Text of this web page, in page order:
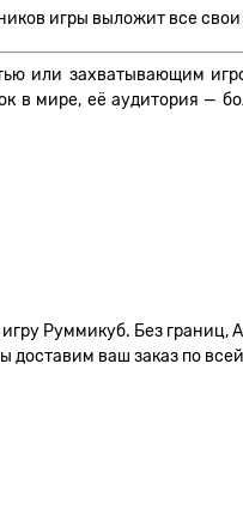
игры выложит все
или захватывающим
в мире, её аудитория
Руммикуб. Без
ваш заказ по